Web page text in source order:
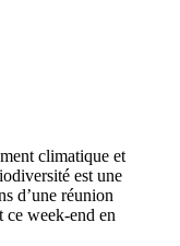
climatique et
est une
d’une réunion
ce week-end en